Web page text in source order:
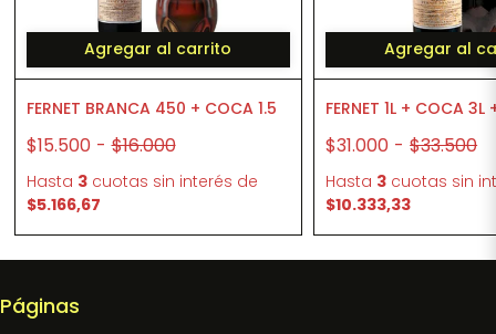
Agregar al carrito
FERNET BRANCA 450 + COCA 1.5
$15.500 - $16.000
Hasta 3cuotas sin interés de
$5.166,67
Agregar al
FERNET 1L + COCA 3L
$31.000 - $33.500
Hasta 3 cuotas sin
$10.333,33
Páginas